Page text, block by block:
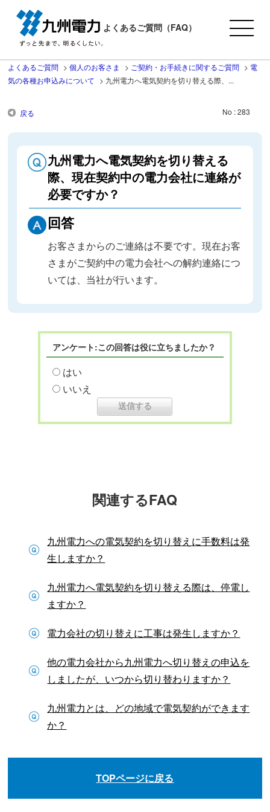
よくあるご質問（FAQ）
よくあるご質問 >個人のお客さま > ご契約・お手続きに関するご質問 > 電
気の各種お申込みについて > 九州電力へ電気契約を切り替える際、...
戻る No : 283
九州電力へ電気契約を切り替える
際、現在契約中の電力会社に連絡が
必要ですか？
回答
お客さまからのご連絡は不要です。現在お客
さまがご契約中の電力会社への解約連絡につ
いては、当社が行います。
アンケート:この回答は役に立ちましたか？
はい
いいえ
関連するFAQ
九州電力への電気契約を切り替えに手数料は発
生しますか？
九州電力へ電気契約を切り替える際は、停電し
ますか？
電力会社の切り替えに工事は発生しますか？
他の電力会社から九州電力へ切り替えの申込を
しましたが、いつから切り替わりますか？
九州電力とは、どの地域で電気契約ができます
か？
TOPページに戻る